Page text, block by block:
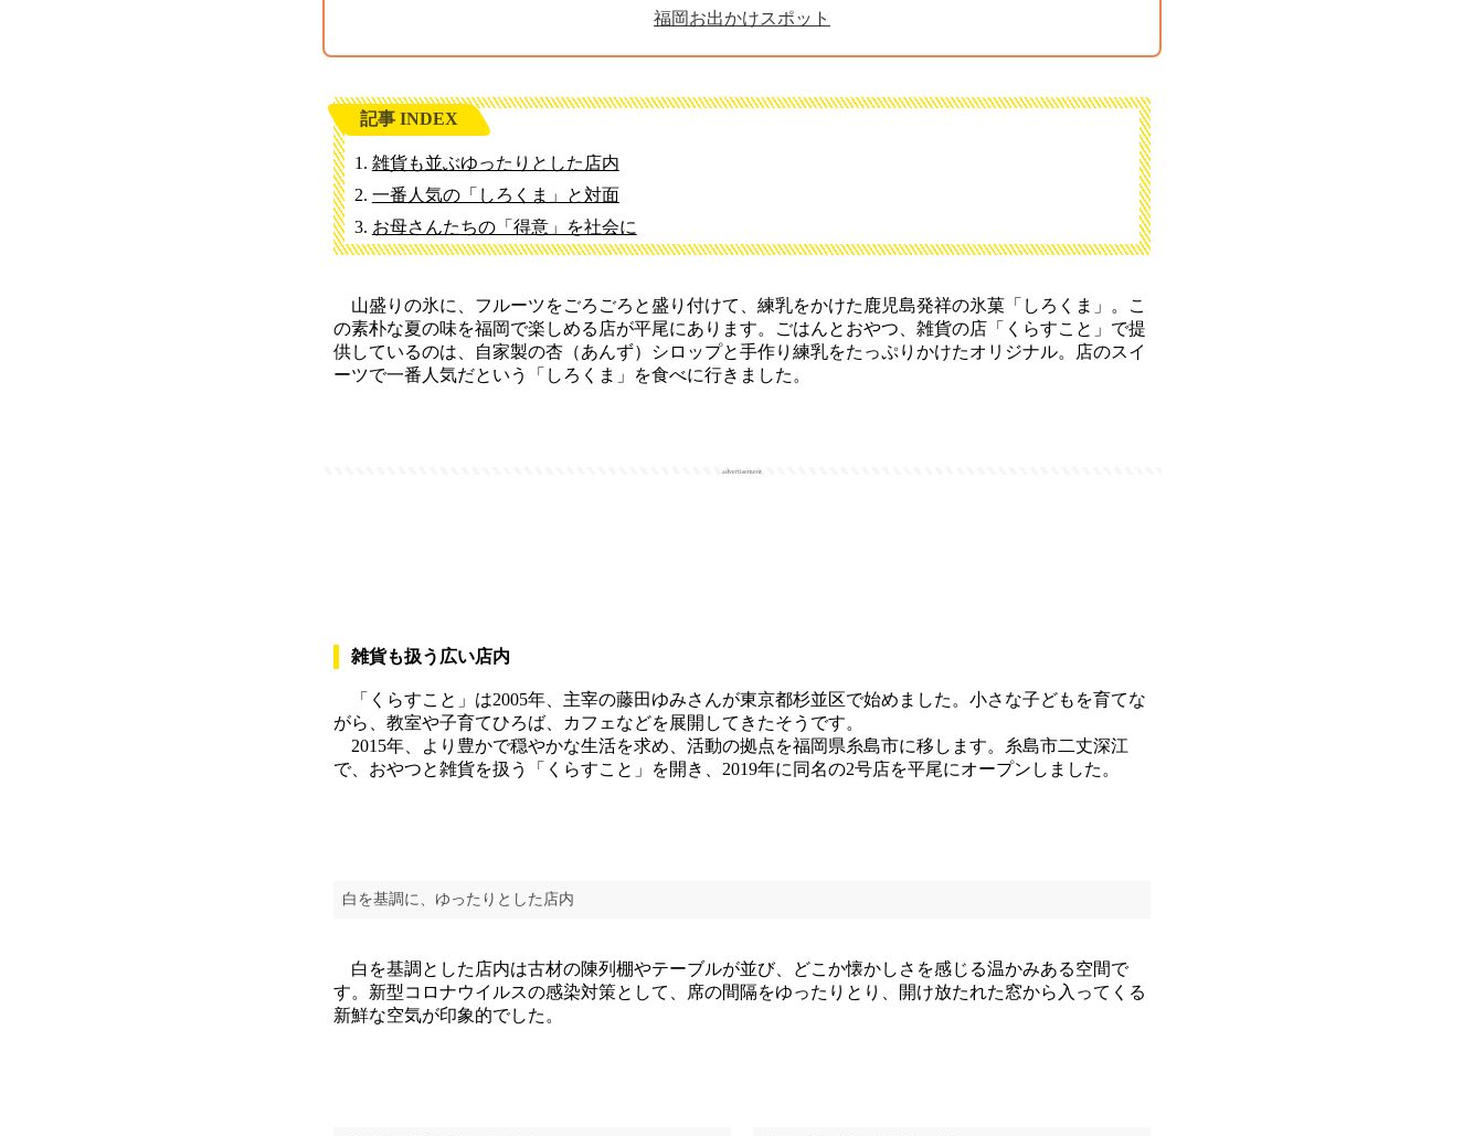
福岡お出かけスポット
記事 INDEX
雑貨も並ぶゆったりとした店内
一番人気の「しろくま」と対面
お母さんたちの「得意」を社会に
山盛りの氷に、フルーツをごろごろと盛り付けて、練乳をかけた鹿児島発祥の氷菓「しろくま」。こ
の素朴な夏の味を福岡で楽しめる店が平尾にあります。ごはんとおやつ、雑貨の店「くらすこと」で提
供しているのは、自家製の杏（あんず）シロップと手作り練乳をたっぷりかけたオリジナル。店のスイ
ーツで一番人気だという「しろくま」を食べに行きました。
advertisement
雑貨も扱う広い店内
「くらすこと」は2005年、主宰の藤田ゆみさんが東京都杉並区で始めました。小さな子どもを育てな
がら、教室や子育てひろば、カフェなどを展開してきたそうです。
2015年、より豊かで穏やかな生活を求め、活動の拠点を福岡県糸島市に移します。糸島市二丈深江
で、おやつと雑貨を扱う「くらすこと」を開き、2019年に同名の2号店を平尾にオープンしました。
白を基調に、ゆったりとした店内
白を基調とした店内は古材の陳列棚やテーブルが並び、どこか懐かしさを感じる温かみある空間で
す。新型コロナウイルスの感染対策として、席の間隔をゆったりとり、開け放たれた窓から入ってくる
新鮮な空気が印象的でした。